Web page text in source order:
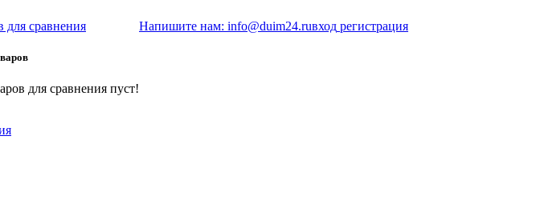
для сравнения
для сравнения пуст!
Напишите нам: info@duim24.ruвход регистрация